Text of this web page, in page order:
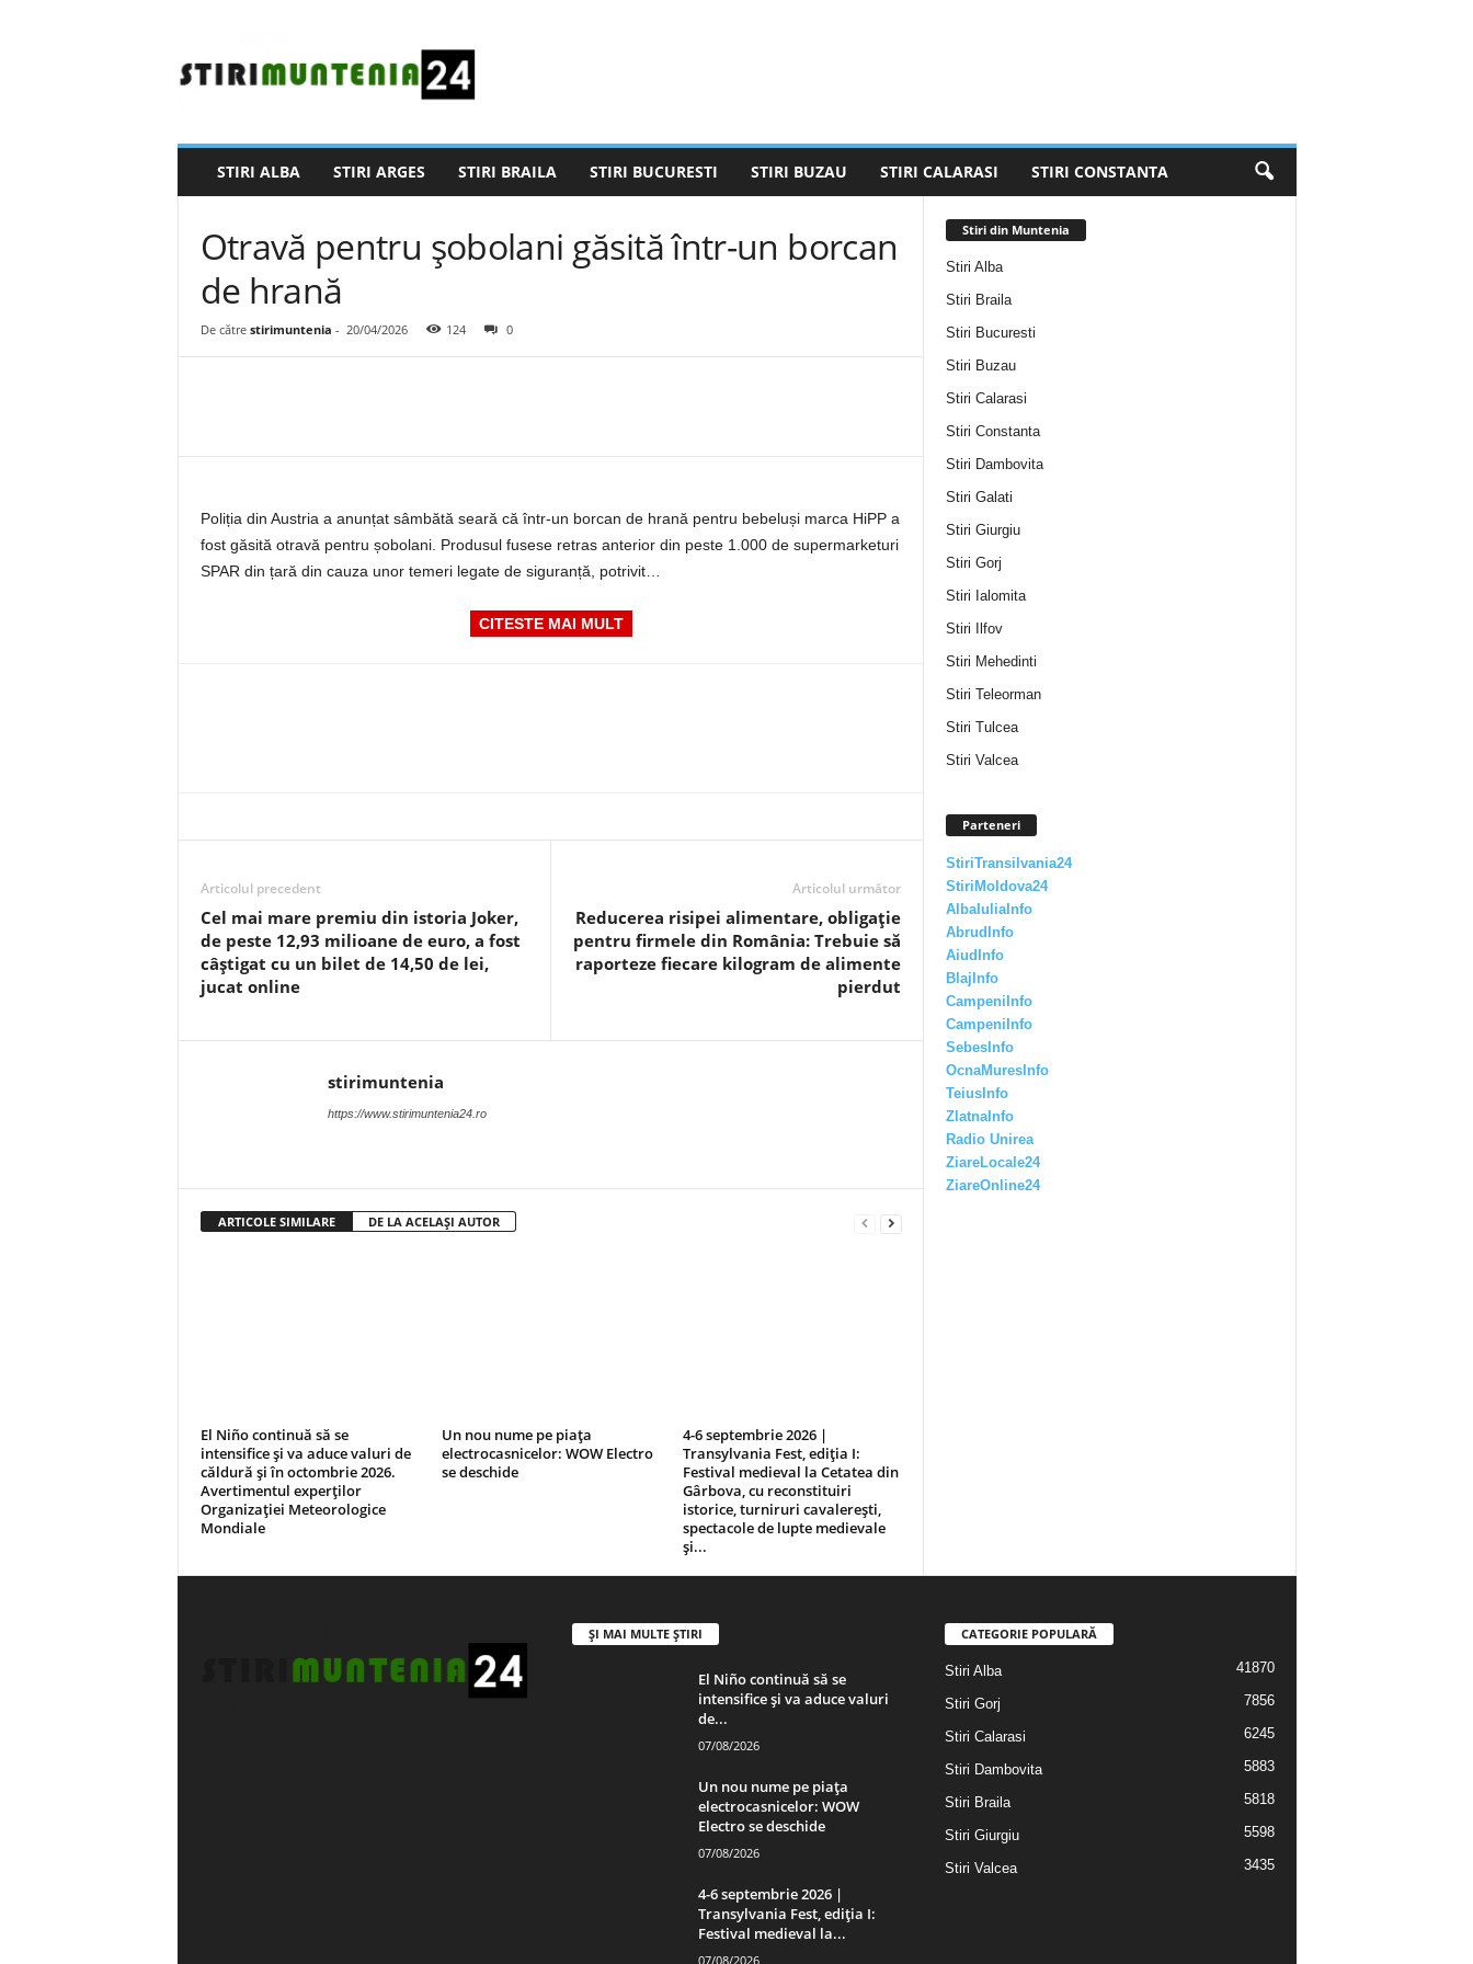
r
STIRI ALBA STIRI ARGES STIRI BRAILA STIRI BUCURESTI STIRI BUZAU STIRI CALARASI STIRI CONSTANTA
Otravă pentru şobolani găsită într-un borcan
de hrană
De către stirimuntenia - 20/04/2026 124 0
Poliția din Austria a anunțat sâmbătă seară că într-un borcan de hrană pentru bebeluși marca HiPP a
fost găsită otravă pentru șobolani. Produsul fusese retras anterior din peste 1.000 de supermarketuri
SPAR din țară din cauza unor temeri legate de siguranță, potrivit…
CITESTE MAI MULT
Articolul precedent
Cel mai mare premiu din istoria Joker,
de peste 12,93 milioane de euro, a fost
câștigat cu un bilet de 14,50 de lei,
jucat online
Articolul următor
Reducerea risipei alimentare, obligație
pentru firmele din România: Trebuie să
raporteze fiecare kilogram de alimente
pierdut
stirimuntenia
https://www.stirimuntenia24.ro
ARTICOLE SIMILARE DE LA ACELAȘI AUTOR
El Niño continuă să se
intensifice și va aduce valuri de
căldură și în octombrie 2026.
Avertimentul experților
Organizației Meteorologice
Mondiale
Un nou nume pe piața
electrocasnicelor: WOW Electro
se deschide
4-6 septembrie 2026 |
Transylvania Fest, ediția I:
Festival medieval la Cetatea din
Gârbova, cu reconstituiri
istorice, turniruri cavalerești,
spectacole de lupte medievale
și...
Stiri din Muntenia
Stiri Alba
Stiri Braila
Stiri Bucuresti
Stiri Buzau
Stiri Calarasi
Stiri Constanta
Stiri Dambovita
Stiri Galati
Stiri Giurgiu
Stiri Gorj
Stiri Ialomita
Stiri Ilfov
Stiri Mehedinti
Stiri Teleorman
Stiri Tulcea
Stiri Valcea
Parteneri
StiriTransilvania24
StiriMoldova24
AlbaIuliaInfo
AbrudInfo
AiudInfo
BlajInfo
CampeniInfo
CampeniInfo
SebesInfo
OcnaMuresInfo
TeiusInfo
ZlatnaInfo
Radio Unirea
ZiareLocale24
ZiareOnline24
ȘI MAI MULTE ȘTIRI
El Niño continuă să se
intensifice și va aduce valuri
de...
07/08/2026
Un nou nume pe piața
electrocasnicelor: WOW
Electro se deschide
07/08/2026
4-6 septembrie 2026 |
Transylvania Fest, ediția I:
Festival medieval la...
07/08/2026
CATEGORIE POPULARĂ
Stiri Alba 41870
Stiri Gorj 7856
Stiri Calarasi 6245
Stiri Dambovita 5883
Stiri Braila 5818
Stiri Giurgiu 5598
Stiri Valcea 3435